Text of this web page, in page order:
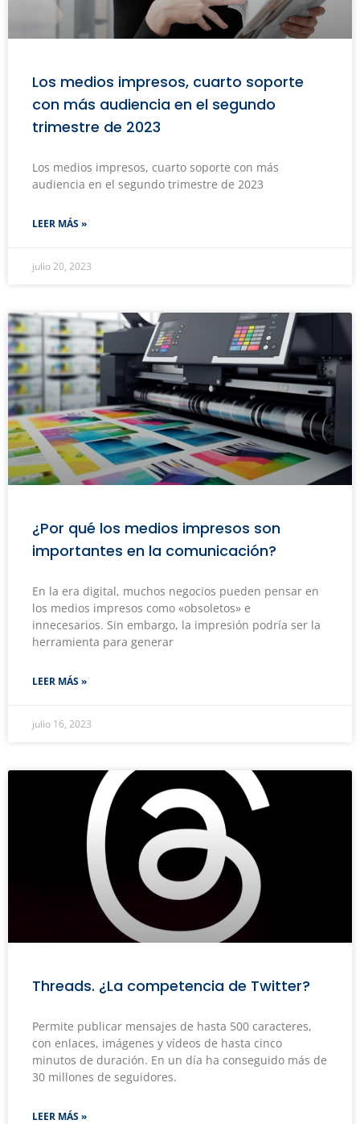
Los medios impresos, cuarto soporte
con más audiencia en el segundo
trimestre de 2023
Los medios impresos, cuarto soporte con más
audiencia en el segundo trimestre de 2023
LEER MÁS »
julio 20, 2023
¿Por qué los medios impresos son
importantes en la comunicación?
En la era digital, muchos negocios pueden pensar en
los medios impresos como «obsoletos» e
innecesarios. Sin embargo, la impresión podría ser la
herramienta para generar
LEER MÁS »
julio 16, 2023
Threads. ¿La competencia de Twitter?
Permite publicar mensajes de hasta 500 caracteres,
con enlaces, imágenes y vídeos de hasta cinco
minutos de duración. En un día ha conseguido más de
30 millones de seguidores.
LEER MÁS »